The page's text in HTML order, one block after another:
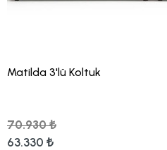
Matilda 3'lü Koltuk
70.930 ₺
63.330 ₺